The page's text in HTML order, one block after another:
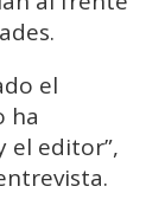
el
ha
el editor”,